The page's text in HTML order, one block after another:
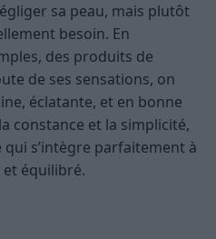
sa peau, mais plutôt
besoin. En
des produits de
de ses sensations, on
éclatante, et en bonne
constance et la simplicité,
s’intègre parfaitement à
équilibré.